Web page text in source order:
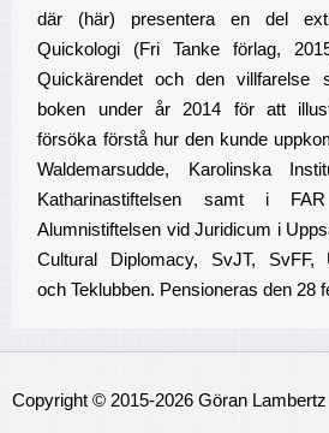
där (här) presentera en del
Quickologi (Fri Tanke förlag,
Quickärendet och den villfarelse
boken under år 2014 för att
försöka förstå hur den kunde
Waldemarsudde, Karolinska
Katharinastiftelsen samt i FAR
Alumnistiftelsen vid Juridicum i
Cultural Diplomacy, SvJT,
och Teklubben. Pensioneras den 28
Copyright © 2015-2026 Göran Lambertz